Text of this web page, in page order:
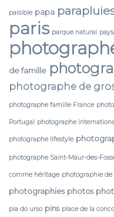
paisible papa
paris parque natural
de famille
photographe de
photographe famille France
Portugal photographe
photographe lifestyle
photographe Saint-Maur-des-
comme héritage photographie
photographies photos
pia do urso pins place de la